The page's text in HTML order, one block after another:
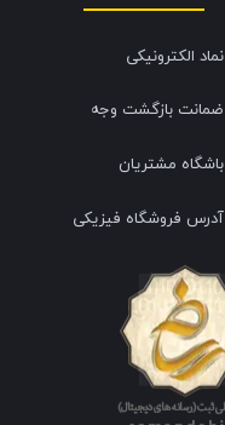
نماد الکترونیکی
ضمانت بازگشت وجه
باشگاه مشتریان
آدرس فروشگاه فیزیکی